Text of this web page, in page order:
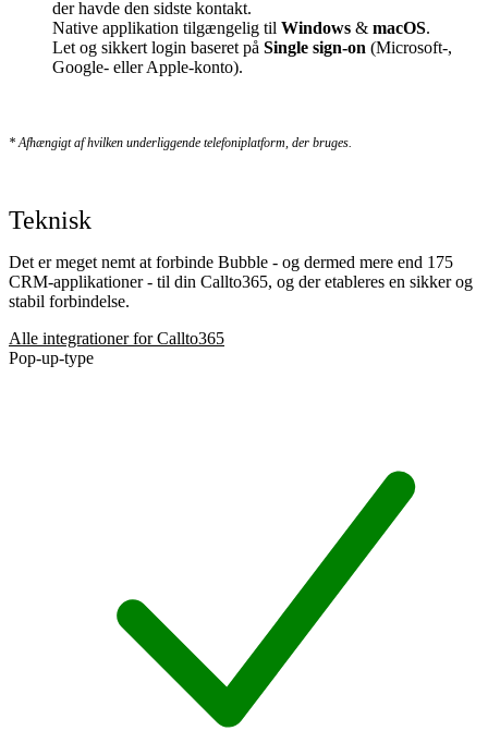
der havde den sidste kontakt.
Native applikation tilgængelig til Windows & macOS.
Let og sikkert login baseret på Single sign-on (Microsoft-,
Google- eller Apple-konto).
* Afhængigt af hvilken underliggende telefoniplatform, der bruges.
Teknisk
Det er meget nemt at forbinde Bubble - og dermed mere end 175
CRM-applikationer - til din Callto365, og der etableres en sikker og
stabil forbindelse.
Alle integrationer for Callto365
Pop-up-type